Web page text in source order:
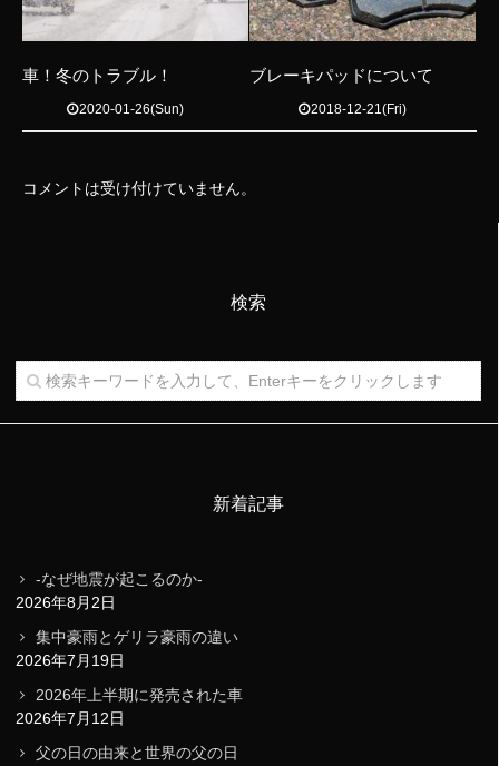
車！冬のトラブル！
2020-01-26(Sun)
ブレーキパッドについて
2018-12-21(Fri)
コメントは受け付けていません。
検索
新着記事
-なぜ地震が起こるのか-
2026年8月2日
集中豪雨とゲリラ豪雨の違い
2026年7月19日
2026年上半期に発売された車
2026年7月12日
父の日の由来と世界の父の日